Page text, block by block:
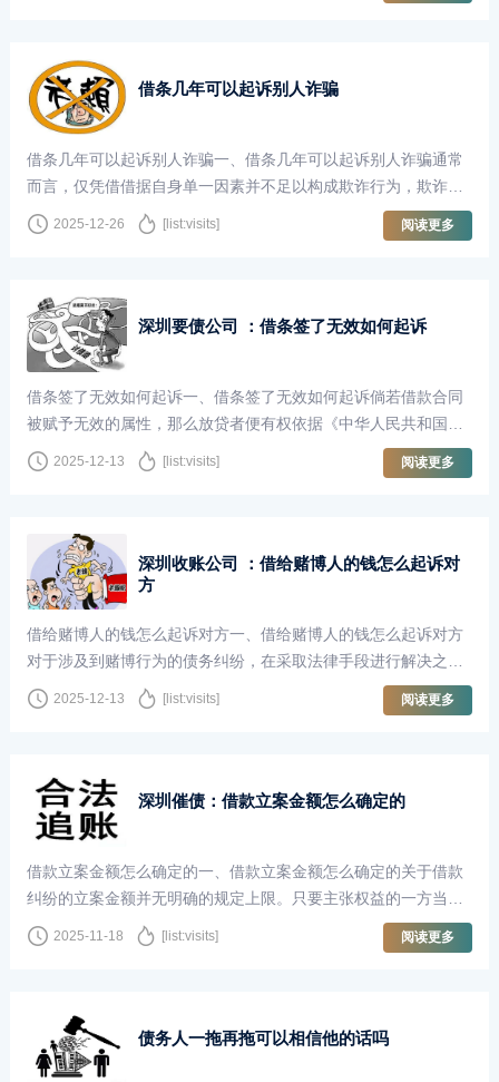
借条几年可以起诉别人诈骗
借条几年可以起诉别人诈骗一、借条几年可以起诉别人诈骗通常
而言，仅凭借借据自身单一因素并不足以构成欺诈行为，欺诈乃
是指带有非法侵占他人财产意图···
2025-12-26 [list:visits] 阅读更多
深圳要债公司 ：借条签了无效如何起诉
借条签了无效如何起诉一、借条签了无效如何起诉倘若借款合同
被赋予无效的属性，那么放贷者便有权依据《中华人民共和国民
法典》的相关法律法规，向当地···
2025-12-13 [list:visits] 阅读更多
深圳收账公司 ：借给赌博人的钱怎么起诉对
方
借给赌博人的钱怎么起诉对方一、借给赌博人的钱怎么起诉对方
对于涉及到赌博行为的债务纠纷，在采取法律手段进行解决之
前，我们必须特别谨慎，因为通常···
2025-12-13 [list:visits] 阅读更多
深圳催债：借款立案金额怎么确定的
借款立案金额怎么确定的一、借款立案金额怎么确定的关于借款
纠纷的立案金额并无明确的规定上限。只要主张权益的一方当事
人能够详实的举证并提供充分的···
2025-11-18 [list:visits] 阅读更多
债务人一拖再拖可以相信他的话吗